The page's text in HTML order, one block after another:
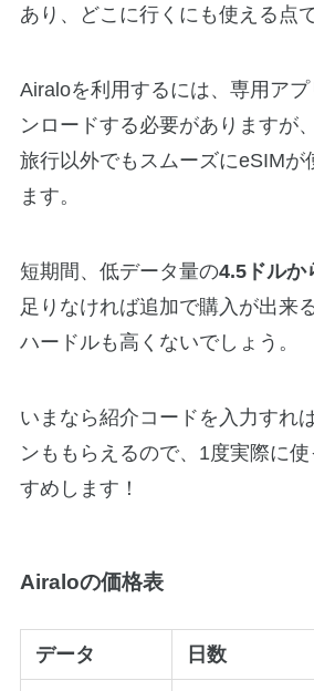
あり、どこに行くにも使える点で
Airaloを利用するには、専用ア
ンロードする必要がありますが
旅行以外でもスムーズにeSIMが
ます。
短期間、低データ量の4.5ドルか
足りなければ追加で購入が出来
ハードルも高くないでしょう。
いまなら紹介コードを入力すれ
ンももらえるので、1度実際に
すめします！
Airaloの価格表
データ 日数